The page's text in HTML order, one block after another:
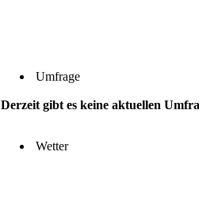
Umfrage
Derzeit gibt es keine aktuellen
Wetter